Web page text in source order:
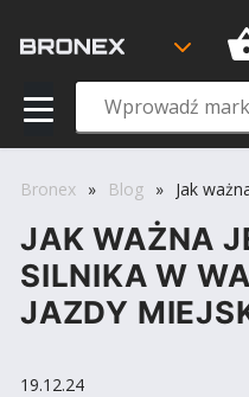
Bronex » Blog »
JAK WAŻNA
SILNIKA W
JAZDY
19.12.24